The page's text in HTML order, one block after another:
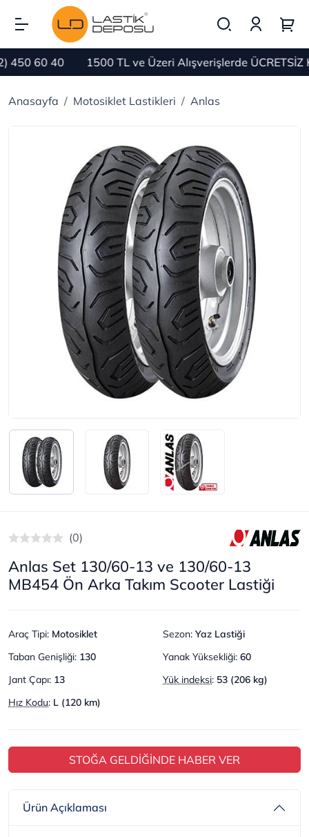
60 40 1500 TL ve Üzeri Alışverişlerde ÜCRETSİZ
Anasayfa Motosiklet Lastikleri Anlas
(0)
Anlas Set 130/60-13 ve 130/60-13
MB454 Ön Arka Takım Scooter Lastiği
Araç Tipi: Motosiklet Sezon: Yaz Lastiği
Taban Genişliği: 130 Yanak Yüksekliği: 60
Jant Çapı: 13 Yük indeksi: 53 (206 kg)
Hız Kodu: L (120 km)
STOĞA GELDİĞİNDE HABER VER
Ürün Açıklaması